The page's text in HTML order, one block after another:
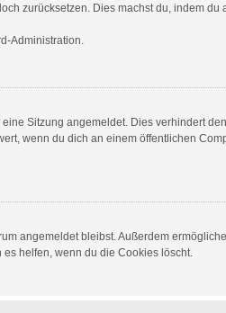
zurücksetzen. Dies machst du, indem
Administration.
Sitzung angemeldet. Dies verhindert
wenn du dich an einem öffentlichen
angemeldet bleibst. Außerdem
helfen, wenn du die Cookies löscht.